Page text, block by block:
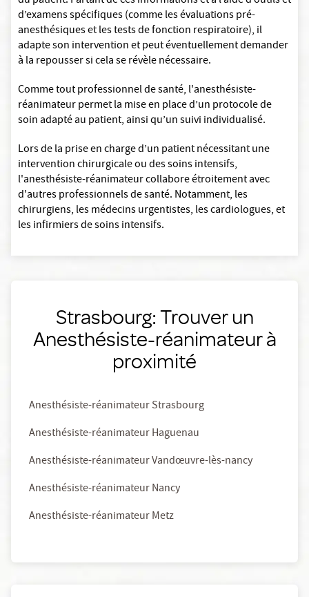
d’examens spécifiques (comme les évaluations pré-
anesthésiques et les tests de fonction respiratoire), il
adapte son intervention et peut éventuellement demander
à la repousser si cela se révèle nécessaire.
Comme tout professionnel de santé, l'anesthésiste-
réanimateur permet la mise en place d’un protocole de
soin adapté au patient, ainsi qu’un suivi individualisé.
Lors de la prise en charge d’un patient nécessitant une
intervention chirurgicale ou des soins intensifs,
l'anesthésiste-réanimateur collabore étroitement avec
d'autres professionnels de santé. Notamment, les
chirurgiens, les médecins urgentistes, les cardiologues, et
les infirmiers de soins intensifs.
Strasbourg: Trouver un
Anesthésiste-réanimateur à
proximité
Anesthésiste-réanimateur Strasbourg
Anesthésiste-réanimateur Haguenau
Anesthésiste-réanimateur Vandœuvre-lès-nancy
Anesthésiste-réanimateur Nancy
Anesthésiste-réanimateur Metz